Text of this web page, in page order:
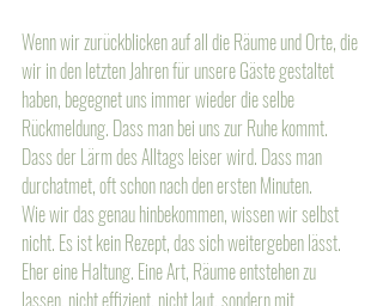
Wenn wir zurückblicken auf all die Räume und Orte, die
wir in den letzten Jahren für unsere Gäste gestaltet
haben, begegnet uns immer wieder die selbe
Rückmeldung. Dass man bei uns zur Ruhe kommt.
Dass der Lärm des Alltags leiser wird. Dass man
durchatmet, oft schon nach den ersten Minuten.
Wie wir das genau hinbekommen, wissen wir selbst
nicht. Es ist kein Rezept, das sich weitergeben lässt.
Eher eine Haltung. Eine Art, Räume entstehen zu
lassen, nicht effizient, nicht laut, sondern mit